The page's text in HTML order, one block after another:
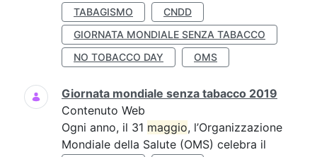
TABAGISMO
CNDD
GIORNATA MONDIALE SENZA TABACCO
NO TOBACCO DAY
OMS
Giornata mondiale senza tabacco 2019
Contenuto Web
Ogni anno, il 31 maggio, l’Organizzazione
Mondiale della Salute (OMS) celebra il